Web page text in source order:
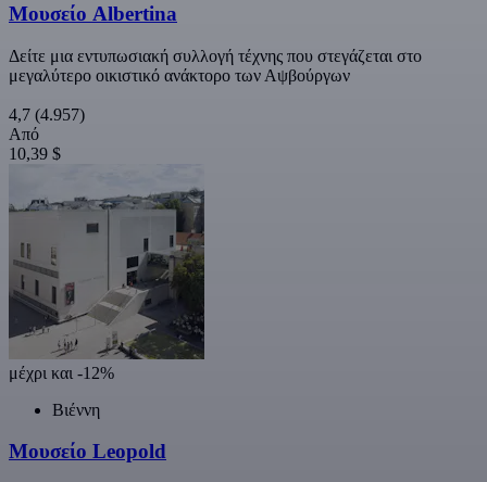
Μουσείο Albertina
Δείτε μια εντυπωσιακή συλλογή τέχνης που στεγάζεται στο
μεγαλύτερο οικιστικό ανάκτορο των Αψβούργων
4,7 (4.957)
Από
10,39 $
μέχρι και -12%
Βιέννη
Μουσείο Leopold